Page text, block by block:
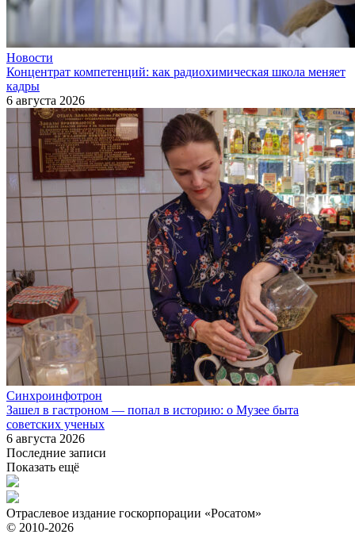
Новости
Концентрат компетенций: как радиохимическая школа меняет
кадры
6 августа 2026
Синхроинфотрон
Зашел в гастроном — попал в историю: о Музее быта
советских ученых
6 августа 2026
Последние записи
Показать ещё
Отраслевое издание госкорпорации «Росатом»
© 2010-2026